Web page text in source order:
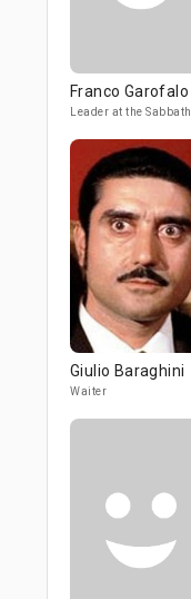
Franco Garofalo
Leader at the Sabbath
Giulio Baraghini
Waiter